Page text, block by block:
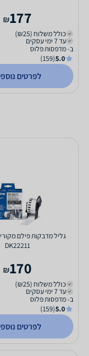
177
₪
כולל משלוח (₪25)
עד 7 ימי עסקים
ב- מדפסות פלוס
5.0
(159)
לפרטים
DK22211
170
₪
כולל משלוח (₪25)
עד 7 ימי עסקים
ב- מדפסות פלוס
5.0
(159)
לפרטים